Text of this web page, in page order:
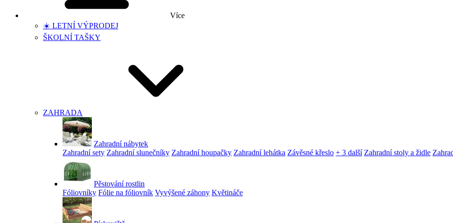
Více
☀️ LETNÍ VÝPRODEJ
ŠKOLNÍ TAŠKY
ZAHRADA
Zahradní nábytek
Zahradní sety Zahradní slunečníky Zahradní houpačky Zahradní lehátka Závěsné křeslo + 3 další Zahradní stoly a židle
Pěstování rostlin
Fóliovníky Fólie na fóliovník Vyvýšené záhony Květináče